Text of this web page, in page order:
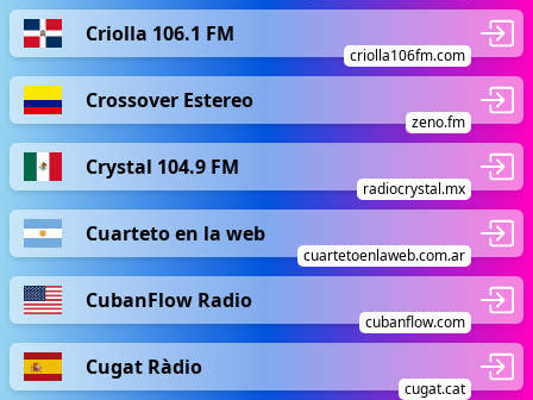
Criolla 106.1 FM
criolla106fm.com
Crossover Estereo
zeno.fm
Crystal 104.9 FM
radiocrystal.mx
Cuarteto en la web
cuartetoenlaweb.com.ar
CubanFlow Radio
cubanflow.com
Cugat Ràdio
cugat.cat